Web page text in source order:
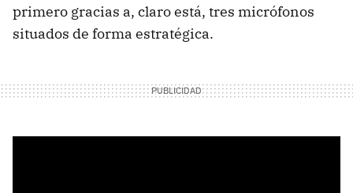
primero gracias a, claro está, tres micrófonos
situados de forma estratégica.